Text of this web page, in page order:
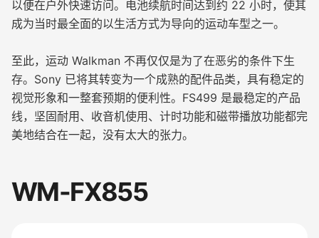
以便在户外快速访问。电池续航时间达到约 22 小时，使其
成为当时最全面的以生活方式为导向的运动车型之一。
至此，运动 Walkman 不再仅仅是为了在恶劣的条件下生
存。Sony 已将其转变为一个成熟的配件品类，具有稳定的
视觉形象和一整套预期的便利性。FS499 是最稳定的产品
线，坚固耐用、收音机使用、计时功能和磁带播放功能都完
美地结合在一起，没有太大的张力。
WM-FX855